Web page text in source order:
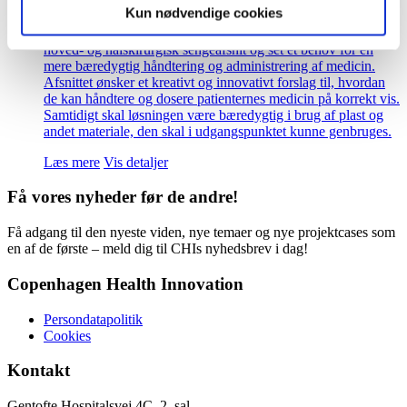
Kun nødvendige cookies
En række studerende har observeret arbejdsgangene på
hoved- og halskirurgisk sengeafsnit og set et behov for en
mere bæredygtig håndtering og administrering af medicin.
Afsnittet ønsker et kreativt og innovativt forslag til, hvordan
de kan håndtere og dosere patienternes medicin på korrekt vis.
Samtidigt skal løsningen være bæredygtig i brug af plast og
andet materiale, den skal i udgangspunktet kunne genbruges.
Læs mere Vis detaljer
Få vores nyheder før de andre!
Få adgang til den nyeste viden, nye temaer og nye projektcases som
en af de første – meld dig til CHIs nyhedsbrev i dag!
Copenhagen Health Innovation
Persondatapolitik
Cookies
Kontakt